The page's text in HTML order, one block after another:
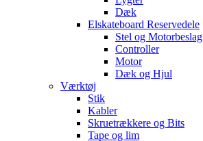
Dæk
Elskateboard Reservedele
Stel og Motorbeslag
Controller
Motor
Dæk og Hjul
Værktøj
Stik
Kabler
Skruetrækkere og Bits
Tape og lim